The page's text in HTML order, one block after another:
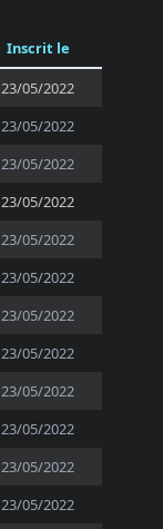
Inscrit le
23/05/2022
23/05/2022
23/05/2022
23/05/2022
23/05/2022
23/05/2022
23/05/2022
23/05/2022
23/05/2022
23/05/2022
23/05/2022
23/05/2022